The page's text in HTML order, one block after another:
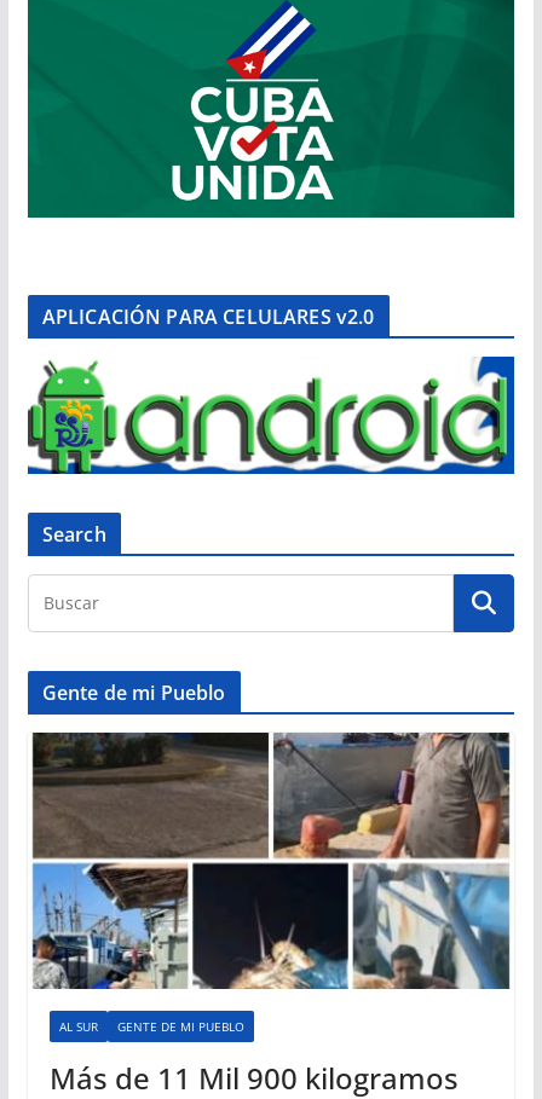
APLICACIÓN PARA CELULARES v2.0
Search
Gente de mi Pueblo
AL SUR GENTE DE MI PUEBLO
Más de 11 Mil 900 kilogramos